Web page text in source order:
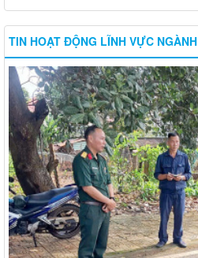
TIN HOẠT ĐỘNG LĨNH VỰC NGÀNH